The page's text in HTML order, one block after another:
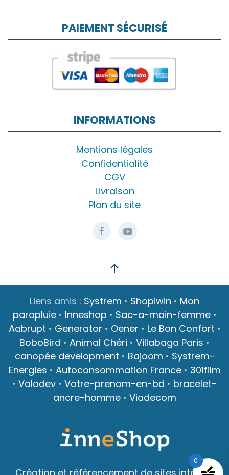
PAIEMENT SÉCURISÉ
INFORMATIONS
Mentions légales
Confidentialité
CGV
Livraison
Plan du site
Liens amis : Systrem • Shopiwin • Mon
parapluie• Inneshop • Sac-a-main-femme•
Aabrupt • Generator • Oener • Le Bon Confort •
BoboBird • Animal Chéri • Villabaga Paris •
canopée development • Bajoom • Systrem-
Energies • Autoconsommation France• 301film
• Valodev • Votre-prenom-en-bd • bracelet-
ancre-homme• Viadecom
0